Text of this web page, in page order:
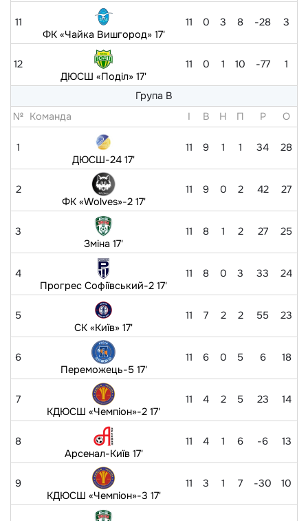
11
ФК «Чайка Вишгород» 17'
11 0 3 8 -28 3
12
ДЮСШ «Поділ» 17'
11 0 1 10 -77 1
Група В
№ Команда I В Н П Р O
1
ДЮСШ-24 17'
11 9 1 1 34 28
2
ФК «Wolves»-2 17'
11 9 0 2 42 27
3
Зміна 17'
11 8 1 2 27 25
4
Прогрес Софіївський-2 17'
11 8 0 3 33 24
5
СК «Київ» 17'
11 7 2 2 55 23
6
Переможець-5 17'
11 6 0 5 6 18
7
КДЮСШ «Чемпіон»-2 17'
11 4 2 5 23 14
8
Арсенал-Київ 17'
11 4 1 6 -6 13
9
КДЮСШ «Чемпіон»-3 17'
11 3 1 7 -30 10